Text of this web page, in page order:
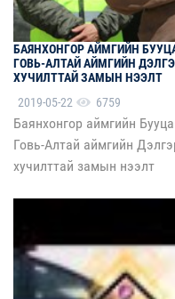
БАЯНХОНГОР АЙМГИЙН
ГОВЬ-АЛТАЙ АЙМГИЙН
ХУЧИЛТТАЙ ЗАМЫН НЭЭЛТ
2019-05-22
6759
Баянхонгор аймгийн
Говь-Алтай аймгийн
хучилттай замын нээлт